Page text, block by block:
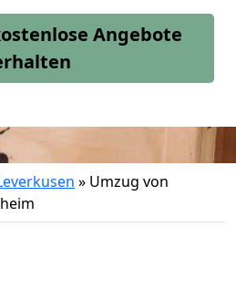
Angebote
» Umzug von